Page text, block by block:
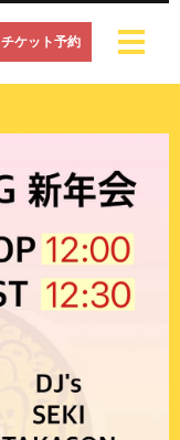
チケット予約